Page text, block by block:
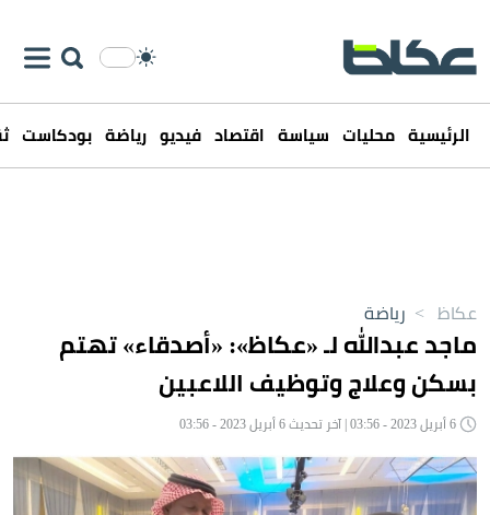
الرئيسية محليات سياسة اقتصاد فيديو رياضة بودكاست
عكاظ > رياضة
ماجد عبدالله لـ «عكاظ»: «أصدقاء» تهتم
بسكن وعلاج وتوظيف اللاعبين